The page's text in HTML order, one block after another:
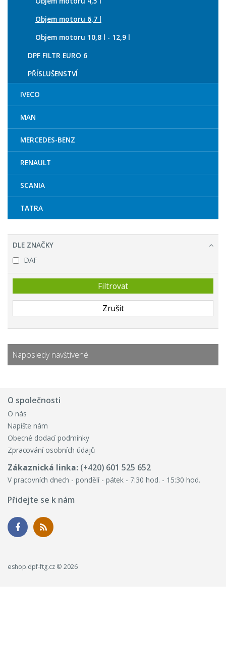
Objem motoru 6,7 l
Objem motoru 10,8 l - 12,9 l
DPF FILTR EURO 6
PŘÍSLUŠENSTVÍ
IVECO
MAN
MERCEDES-BENZ
RENAULT
SCANIA
TATRA
DLE ZNAČKY
DAF
Naposledy navštívené
O společnosti
O nás
Napište nám
Obecné dodací podmínky
Zpracování osobních údajů
Zákaznická linka: (+420) 601 525 652
V pracovních dnech - pondělí - pátek - 7:30 hod. - 15:30 hod.
Přidejte se k nám
eshop.dpf-ftg.cz © 2026